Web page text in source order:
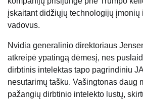
įskaitant didžiųjų technologijų įmonių
vadovus.
Nvidia generalinio direktoriaus
atkreipė ypatingą dėmesį, nes
dirbtinis intelektas tapo pagrindiniu
nesutarimų tašku. Vašingtonas daug
pažangių dirbtinio intelekto lustų,